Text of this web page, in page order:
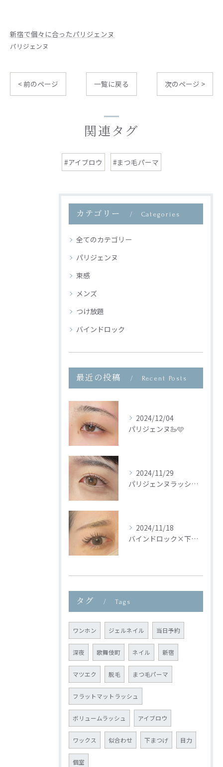
新宿で個々に合ったパリジェンヌ
パリジェンヌ
< 前のページ 一覧に戻る 次のページ >
関連タグ
#アイブロウ #まつ毛パーマ
カテゴリー Categories
全てのカテゴリー
パリジェンヌ
束感
メンズ
つけ放題
バインドロック
最近の投稿 Recent Posts
2024/12/04
パリジェンヌ🦢🩵
2024/11/29
パリジェンヌラッシュリフト🦢🩵
2024/11/18
バインドロック×下まつ毛🦢🩵
タグ Tags
ワンホン ジェルネイル 当日予約
深夜 歌舞伎町 ネイル 新宿
マツエク 脱毛 まつ毛パーマ
フラットマットラッシュ
ボリュームラッシュ アイブロウ
ワックス 似合わせ 下まつげ 目力
個室